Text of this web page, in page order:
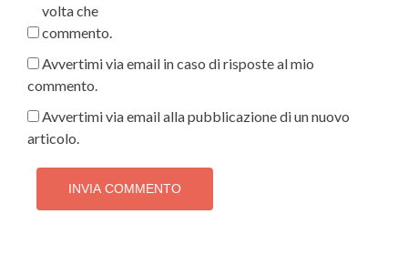
volta che
commento.
Avvertimi via email in caso di risposte al mio
commento.
Avvertimi via email alla pubblicazione di un nuovo
articolo.